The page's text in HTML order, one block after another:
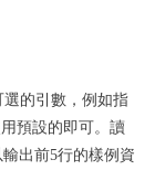
選的引數，例如指
預設的即可。讀
輸出前5行的樣例資